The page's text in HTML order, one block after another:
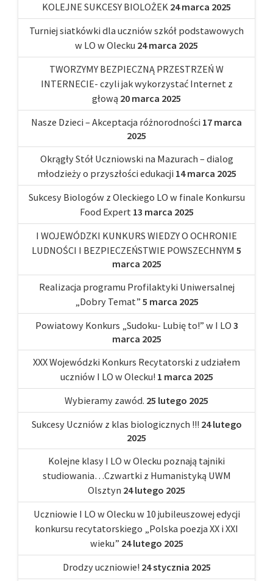
KOLEJNE SUKCESY BIOLOŻEK 24 marca 2025
Turniej siatkówki dla uczniów szkół podstawowych
w LO w Olecku 24 marca 2025
TWORZYMY BEZPIECZNĄ PRZESTRZEŃ W
INTERNECIE- czyli jak wykorzystać Internet z
głową 20 marca 2025
Nasze Dzieci – Akceptacja różnorodności 17 marca
2025
Okrągły Stół Uczniowski na Mazurach – dialog
młodzieży o przyszłości edukacji 14 marca 2025
Sukcesy Biologów z Oleckiego LO w finale Konkursu
Food Expert 13 marca 2025
I WOJEWÓDZKI KUNKURS WIEDZY O OCHRONIE
LUDNOŚCI I BEZPIECZEŃSTWIE POWSZECHNYM 5
marca 2025
Realizacja programu Profilaktyki Uniwersalnej
„Dobry Temat” 5 marca 2025
Powiatowy Konkurs „Sudoku- Lubię to!” w I LO 3
marca 2025
XXX Wojewódzki Konkurs Recytatorski z udziałem
uczniów I LO w Olecku! 1 marca 2025
Wybieramy zawód. 25 lutego 2025
Sukcesy Uczniów z klas biologicznych !!! 24 lutego
2025
Kolejne klasy I LO w Olecku poznają tajniki
studiowania…Czwartki z Humanistyką UWM
Olsztyn 24 lutego 2025
Uczniowie I LO w Olecku w 10 jubileuszowej edycji
konkursu recytatorskiego „Polska poezja XX i XXI
wieku” 24 lutego 2025
Drodzy uczniowie! 24 stycznia 2025